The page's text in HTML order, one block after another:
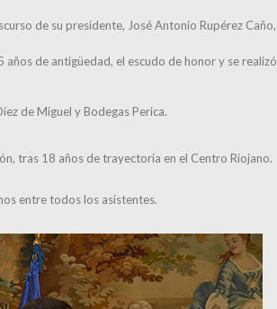
de su presidente, José Antonio Rupérez Caño,
de antigüedad, el escudo de honor y se realizó
de Miguel y Bodegas Perica.
tras 18 años de trayectoria en el Centro Riojano.
entre todos los asistentes.